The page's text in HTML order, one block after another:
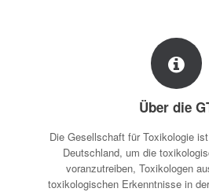
Risikobewertung
Über die
Die Gesellschaft für Toxikologie
Deutschland, um die
voranzutreiben, Toxikologen
toxikologischen Erkenntnisse in